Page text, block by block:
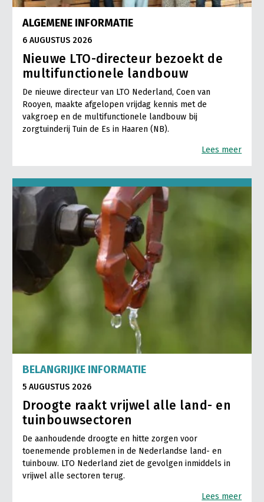
ALGEMENE INFORMATIE
6 AUGUSTUS 2026
Nieuwe LTO-directeur bezoekt de
multifunctionele landbouw
De nieuwe directeur van LTO Nederland, Coen van
Rooyen, maakte afgelopen vrijdag kennis met de
vakgroep en de multifunctionele landbouw bij
zorgtuinderij Tuin de Es in Haaren (NB).
Lees meer
BELANGRIJKE INFORMATIE
5 AUGUSTUS 2026
Droogte raakt vrijwel alle land- en
tuinbouwsectoren
De aanhoudende droogte en hitte zorgen voor
toenemende problemen in de Nederlandse land- en
tuinbouw. LTO Nederland ziet de gevolgen inmiddels in
vrijwel alle sectoren terug.
Lees meer